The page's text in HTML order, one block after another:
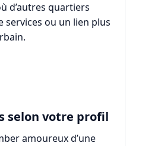
d’autres quartiers
services ou un lien plus
selon votre profil
amoureux d’une